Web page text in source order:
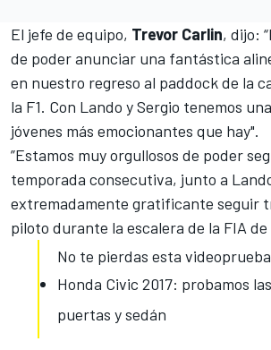
El jefe de equipo, Trevor Carlin, dijo:
de poder anunciar una fantástica
en nuestro regreso al paddock de la
la F1. Con Lando y Sergio tenemos
jóvenes más emocionantes que hay".
”Estamos muy orgullosos de poder
temporada consecutiva, junto a
extremadamente gratificante seguir
piloto durante la escalera de la FIA de
No te pierdas esta
Honda Civic 2017: probamos
puertas y sedán